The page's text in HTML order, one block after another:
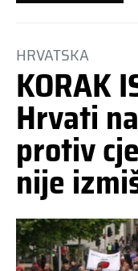
HRVATSKA
KORAK
Hrvati
protiv
nije